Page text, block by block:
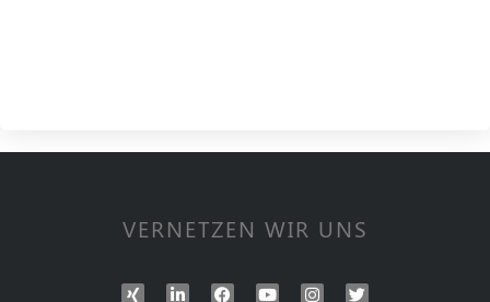
VERNETZEN WIR UNS